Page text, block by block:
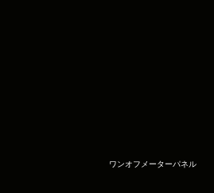
ワンオフメーターパネル